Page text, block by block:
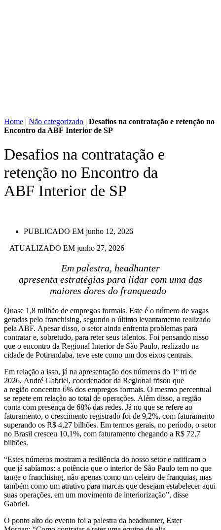
Home | Não categorizado | Desafios na contratação e retenção no
Encontro da ABF Interior de SP
Desafios na contratação e
retenção no Encontro da
ABF Interior de SP
PUBLICADO EM junho 12, 2026
– ATUALIZADO EM junho 27, 2026
Em palestra, headhunter
apresenta estratégias para lidar com uma das
maiores dores do franqueado
Quase 1,8 milhão de empregos formais. Este é o número de vagas
geradas pelo franchising, segundo o último levantamento realizado
pela ABF. Apesar disso, o setor ainda enfrenta problemas para
contratar e, sobretudo, para reter seus talentos. Foi pensando nisso
que o encontro da Regional Interior de São Paulo, realizado na
cidade de Potirendaba, teve este como um dos eixos centrais.
Em relação a isso, já na apresentação dos números do 1º tri de
2026, André Gabriel, coordenador da Regional frisou que
a região concentra 6% dos empregos formais. O mesmo percentual
se repete em relação ao total de operações. Além disso, a região
conta com presença de 68% das redes. Já no que se refere ao
faturamento, o crescimento registrado foi de 9,2%, com faturamento
superando os R$ 4,27 bilhões. Em termos gerais, no período, o setor
no Brasil cresceu 10,1%, com faturamento chegando a R$ 72,7
bilhões.
“Estes números mostram a resiliência do nosso setor e ratificam o
que já sabíamos: a potência que o interior de São Paulo tem no que
tange o franchising, não apenas como um celeiro de franquias, mas
também como um atrativo para marcas que desejam estabelecer aqui
suas operações, em um movimento de interiorização”, disse
Gabriel.
O ponto alto do evento foi a palestra da headhunter, Ester